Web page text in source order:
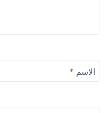
الاسم *